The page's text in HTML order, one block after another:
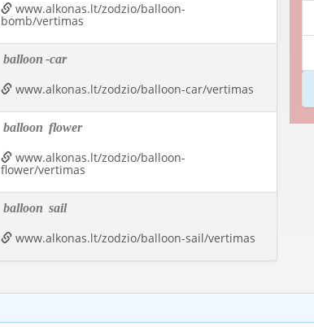
www.alkonas.lt/zodzio/balloon-
bomb/vertimas
balloon -car
www.alkonas.lt/zodzio/balloon-car/vertimas
balloon flower
www.alkonas.lt/zodzio/balloon-
flower/vertimas
balloon sail
www.alkonas.lt/zodzio/balloon-sail/vertimas